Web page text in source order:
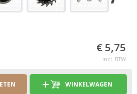
€ 5,75
incl. BTW
WINKELWAGEN